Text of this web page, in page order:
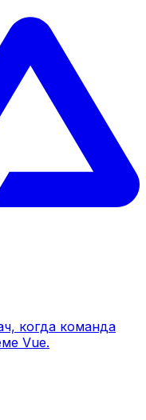
когда команда
Vue.